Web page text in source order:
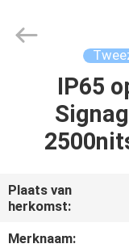
ONGEVEER
ONS
(Shenzhen)
IP65
Plaats van
herkomst:
Merknaam: